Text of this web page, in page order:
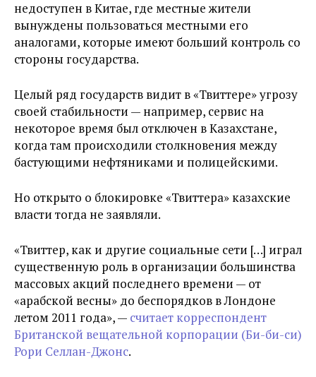
недоступен в Китае, где местные жители
вынуждены пользоваться местными его
аналогами, которые имеют больший контроль со
стороны государства.
Целый ряд государств видит в «Твиттере» угрозу
своей стабильности — например, сервис на
некоторое время был отключен в Казахстане,
когда там происходили столкновения между
бастующими нефтяниками и полицейскими.
Но открыто о блокировке «Твиттера» казахские
власти тогда не заявляли.
«Твиттер, как и другие социальные сети […] играл
существенную роль в организации большинства
массовых акций последнего времени — от
«арабской весны» до беспорядков в Лондоне
летом 2011 года», — считает корреспондент
Британской вещательной корпорации (Би-би-си)
Рори Селлан-Джонс.